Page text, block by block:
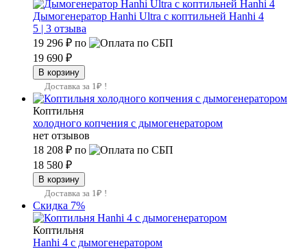
Дымогенератор Hanhi Ultra с коптильней Hanhi 4
5 | 3 отзыва
19 296 ₽ по
19 690 ₽
Доставка за 1₽ !
Коптильня
холодного копчения с дымогенератором
нет отзывов
18 208 ₽ по
18 580 ₽
Доставка за 1₽ !
Скидка 7%
Коптильня
Hanhi 4 с дымогенератором